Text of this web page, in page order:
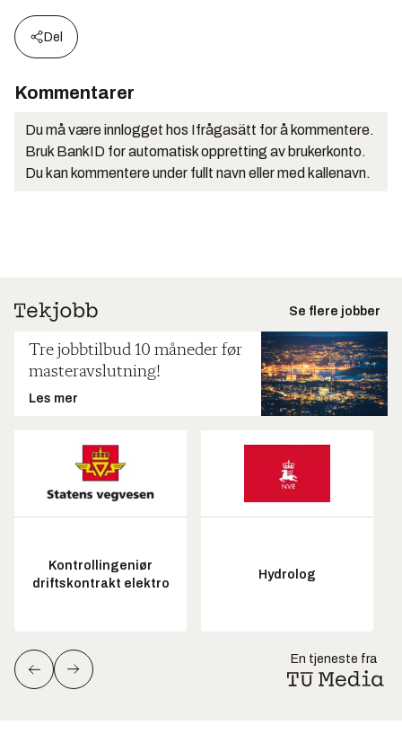
Del
Kommentarer
Du må være innlogget hos Ifrågasätt for å kommentere.
Bruk BankID for automatisk oppretting av brukerkonto.
Du kan kommentere under fullt navn eller med kallenavn.
Se flere jobber
Tre jobbtilbud 10 måneder før
masteravslutning!
Les mer
Kontrollingeniør
driftskontrakt elektro
Hydrolog
En tjeneste fra